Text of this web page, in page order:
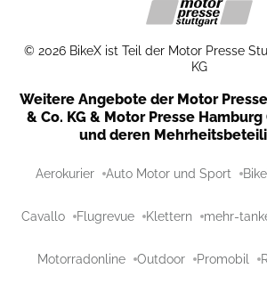
© 2026 BikeX ist Teil der Motor Presse
KG
Weitere Angebote der Motor
& Co. KG & Motor Presse Hamburg
und deren
Aerokurier Auto Motor und Sport
Cavallo Flugrevue Klettern mehr-
Motorradonline Outdoor Promobil